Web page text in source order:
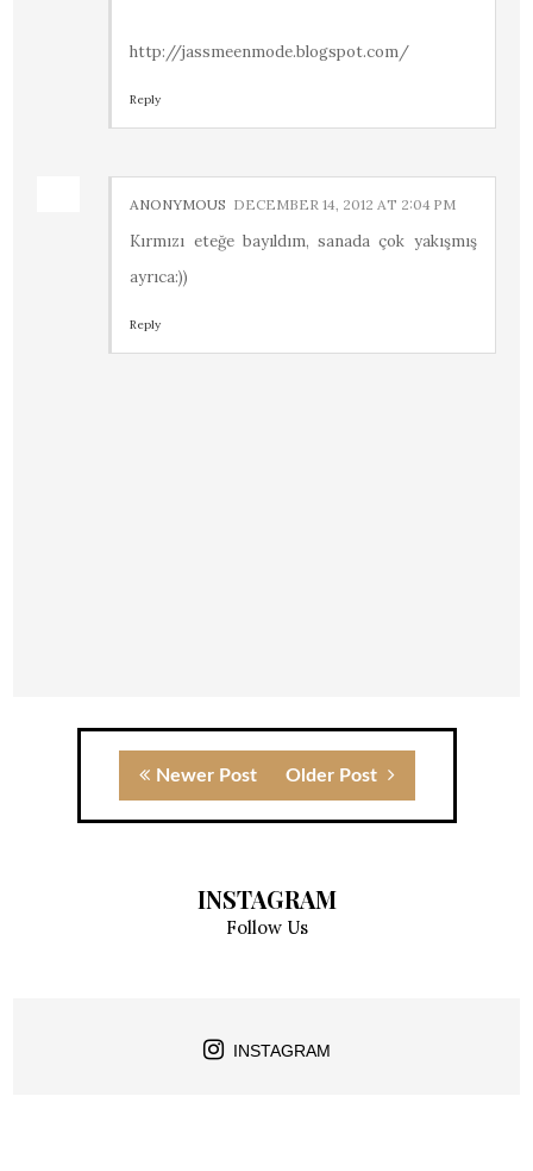
http://jassmeenmode.blogspot.com/
Reply
ANONYMOUS DECEMBER 14, 2012 AT 2:04 PM
Kırmızı eteğe bayıldım, sanada çok yakışmış
ayrıca:))
Reply
Newer Post Older Post
INSTAGRAM
Follow Us
INSTAGRAM